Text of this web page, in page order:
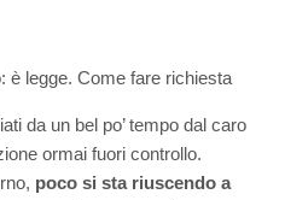
è legge. Come fare richiesta
da un bel po’ tempo dal caro
ormai fuori controllo.
poco si sta riuscendo a